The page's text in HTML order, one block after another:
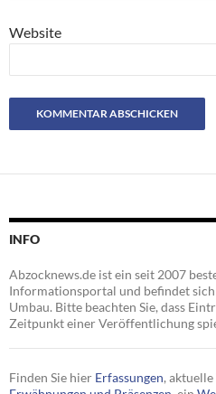
Website
INFO
Abzocknews.de ist ein seit 2007
Informationsportal und befindet
Umbau. Bitte beachten Sie, dass
Zeitpunkt einer Veröffentlichung
Finden Sie hier Erfassungen, aktuelle